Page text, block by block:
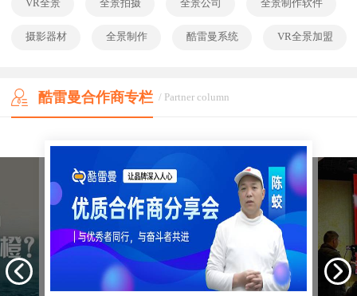
VR全景 全景拍摄 全景公司 全景制作软件
摄影器材 全景制作 酷雷曼系统 VR全景加盟
酷雷曼合作商专栏 / Partner column